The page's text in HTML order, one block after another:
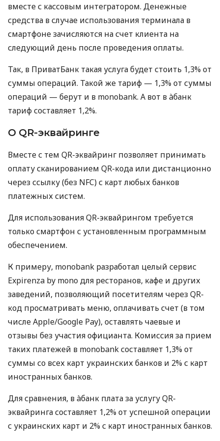
вместе с кассовым интегратором. Денежные
средства в случае использования терминала в
смартфоне зачисляются на счет клиента на
следующий день после проведения оплаты.
Так, в ПриватБанк такая услуга будет стоить 1,3% от
суммы операций. Такой же тариф — 1,3% от суммы
операций — берут и в monobank. А вот в àбанк
тариф составляет 1,2%.
О QR-эквайринге
Вместе с тем QR-эквайринг позволяет принимать
оплату сканированием QR-кода или дистанционно
через ссылку (без NFC) с карт любых банков
платежных систем.
Для использования QR-эквайрингом требуется
только смартфон с установленным программным
обеспечением.
К примеру, monobank разработал целый сервис
Expirenza by mono для ресторанов, кафе и других
заведений, позволяющий посетителям через QR-
код просматривать меню, оплачивать счет (в том
числе Apple/Google Pay), оставлять чаевые и
отзывы без участия официанта. Комиссия за прием
таких платежей в monobank составляет 1,3% от
суммы со всех карт украинских банков и 2% с карт
иностранных банков.
Для сравнения, в àбанк плата за услугу QR-
эквайринга составляет 1,2% от успешной операции
с украинских карт и 2% с карт иностранных банков.